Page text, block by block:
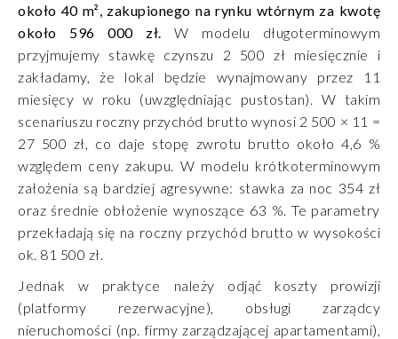
około 40 m², zakupionego na rynku wtórnym za kwotę
około 596 000 zł. W modelu długoterminowym
przyjmujemy stawkę czynszu 2 500 zł miesięcznie i
zakładamy, że lokal będzie wynajmowany przez 11
miesięcy w roku (uwzględniając pustostan). W takim
scenariuszu roczny przychód brutto wynosi 2 500 × 11 =
27 500 zł, co daje stopę zwrotu brutto około 4,6 %
względem ceny zakupu. W modelu krótkoterminowym
założenia są bardziej agresywne: stawka za noc 354 zł
oraz średnie obłożenie wynoszące 63 %. Te parametry
przekładają się na roczny przychód brutto w wysokości
ok. 81 500 zł.
Jednak w praktyce należy odjąć koszty prowizji
(platformy rezerwacyjne), obsługi zarządcy
nieruchomości (np. firmy zarządzającej apartamentami),